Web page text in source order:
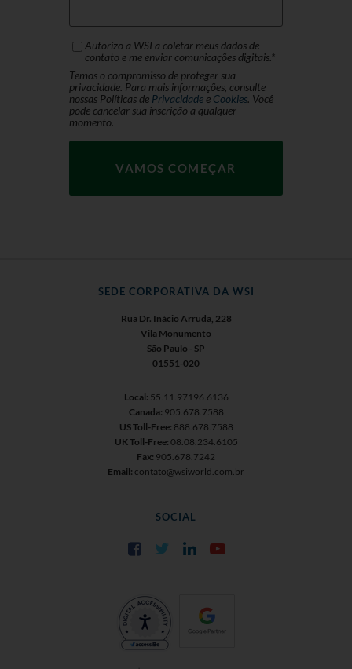
Autorizo ​​a WSI a coletar meus dados de
contato e me enviar comunicações digitais.*
Temos o compromisso de proteger sua
privacidade. Para mais informações, consulte
nossas Políticas de Privacidadee Cookies. Você
pode cancelar sua inscrição a qualquer
momento.
SEDE CORPORATIVA DA WSI
Rua Dr. Inácio Arruda, 228
Vila Monumento
São Paulo - SP
01551-020
Local: 55.11.97196.6136
Canada: 905.678.7588
US Toll-Free: 888.678.7588
UK Toll-Free: 08.08.234.6105
Fax: 905.678.7242
Email: contato@wsiworld.com.br
SOCIAL
FacebookTwitter LinkedIn